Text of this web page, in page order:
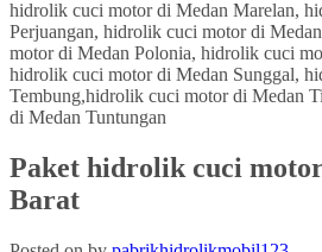
Paket hidrolik cuci
Barat